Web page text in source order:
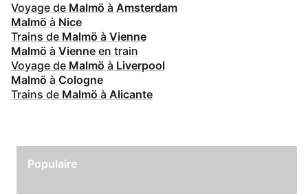
Voyage de Malmö à Amsterdam
Malmö à Nice
Trains de Malmö à Vienne
Malmö à Vienne en train
Voyage de Malmö à Liverpool
Malmö à Cologne
Trains de Malmö à Alicante
Populaire